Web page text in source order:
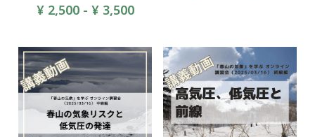
¥ 2,500 - ¥ 3,500